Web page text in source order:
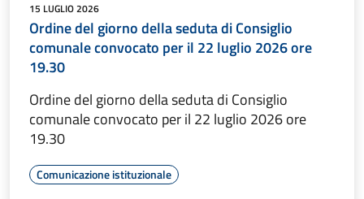
15 LUGLIO 2026
Ordine del giorno della seduta di Consiglio
comunale convocato per il 22 luglio 2026 ore
19.30
Ordine del giorno della seduta di Consiglio
comunale convocato per il 22 luglio 2026 ore
19.30
Comunicazione istituzionale